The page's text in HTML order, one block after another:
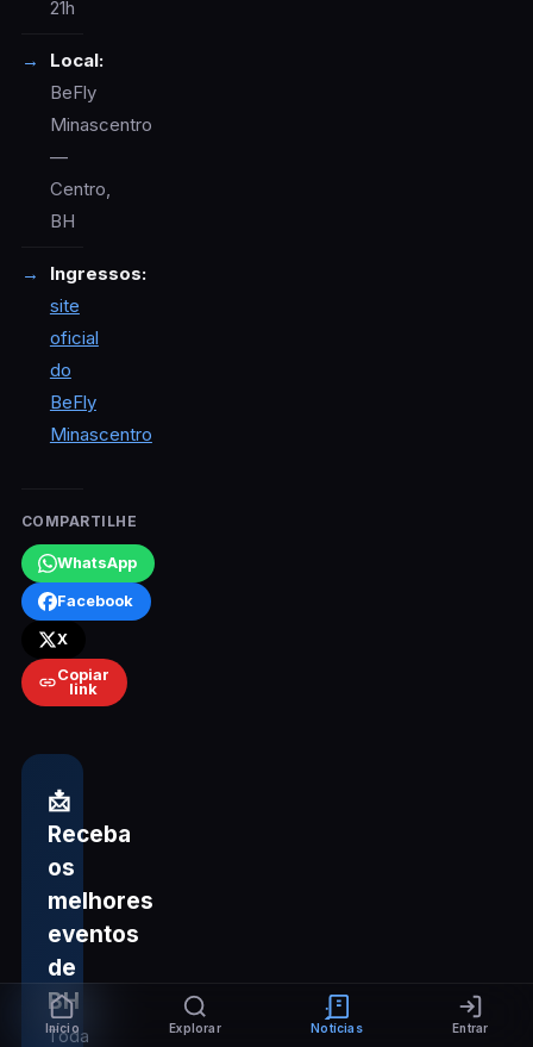
21h
Local:
BeFly
Minascentro
—
Centro,
BH
Ingressos:
site
oficial
do
BeFly
Minascentro
COMPARTILHE
WhatsApp
Facebook
X
Copiar
link
📩
Receba
os
melhores
eventos
de
BH
Toda
Início Explorar Notícias Entrar